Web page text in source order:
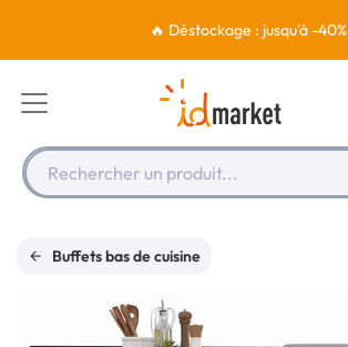
🔥 Déstockage : jusqu'à -40%
Rechercher un produit...
Buffets bas de cuisine